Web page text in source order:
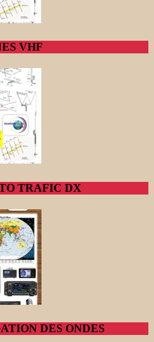
VHF
TRAFIC DX
DES ONDES